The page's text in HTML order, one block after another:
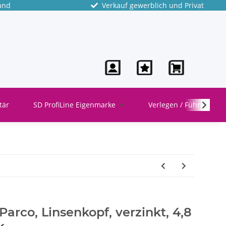
Verkauf gewerblich und Privat
SD ProfiLine Eigenmarke Verlegen / Führen
Linsenkopf, verzinkt, 4,8